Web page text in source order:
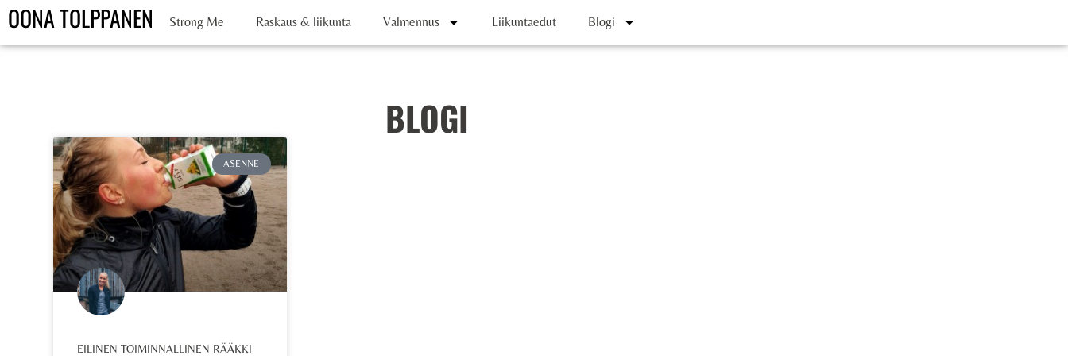
OONA TOLPPANEN Strong Me Raskaus & liikunta Valmennus Liikuntaedut Blogi
BLOGI
ASENNE
EILINEN TOIMINNALLINEN RÄÄKKI